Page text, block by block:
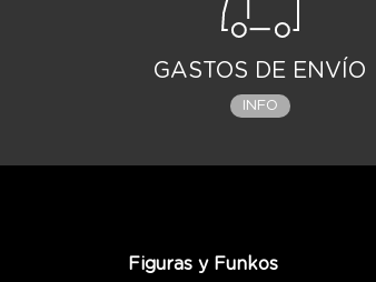
GASTOS DE ENVÍO
INFO
Figuras y Funkos